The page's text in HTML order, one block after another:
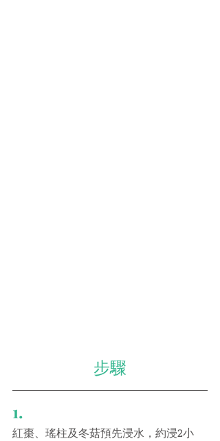
步驟
1.
紅棗、瑤柱及冬菇預先浸水，約浸2小